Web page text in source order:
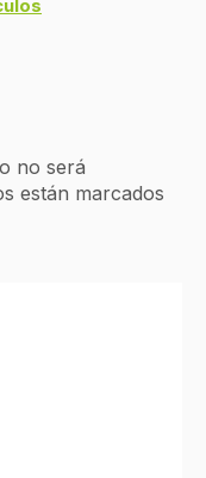
no será
están marcados